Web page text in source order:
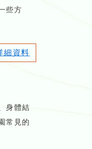
些方
細資料
身體結
常見的